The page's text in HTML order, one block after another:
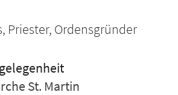
8. August 2026
Priester, Ordensgründer
St. Martin